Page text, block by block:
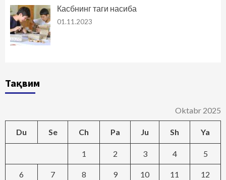
Касбнинг таги насиба
01.11.2023
Тақвим
Oktabr 2025
Du Se Ch Pa Ju Sh Ya
1 2 3 4 5
6 7 8 9 10 11 12